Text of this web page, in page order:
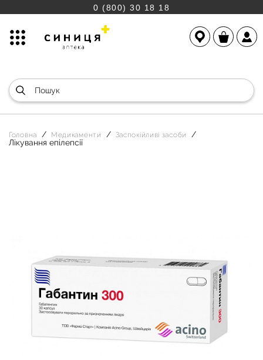
0 (800) 30 18 18
Головна Медикаменти Заспокійливі засоби
Лікування епілепсії